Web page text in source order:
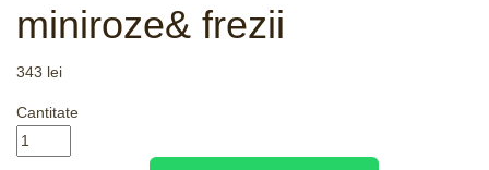
miniroze& frezii
343 lei
Cantitate